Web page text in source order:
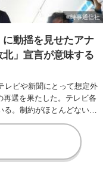
動揺を見せたアナ
」宣言が意味する
レビや新聞にとって想定外
選を果たした。テレビ各
る。制約がほとんどない